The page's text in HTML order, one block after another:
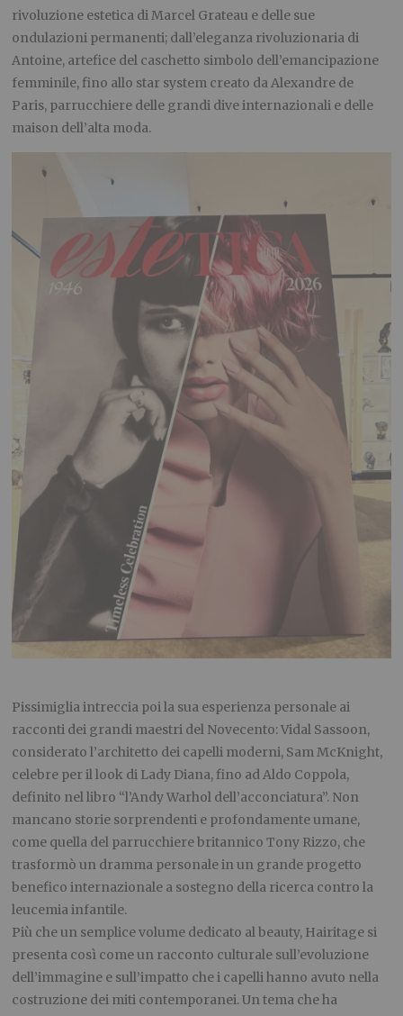
rivoluzione estetica di Marcel Grateau e delle sue
ondulazioni permanenti; dall’eleganza rivoluzionaria di
Antoine, artefice del caschetto simbolo dell’emancipazione
femminile, fino allo star system creato da Alexandre de
Paris, parrucchiere delle grandi dive internazionali e delle
maison dell’alta moda.
Pissimiglia intreccia poi la sua esperienza personale ai
racconti dei grandi maestri del Novecento: Vidal Sassoon,
considerato l’architetto dei capelli moderni, Sam McKnight,
celebre per il look di Lady Diana, fino ad Aldo Coppola,
definito nel libro “l’Andy Warhol dell’acconciatura”. Non
mancano storie sorprendenti e profondamente umane,
come quella del parrucchiere britannico Tony Rizzo, che
trasformò un dramma personale in un grande progetto
benefico internazionale a sostegno della ricerca contro la
leucemia infantile.
Più che un semplice volume dedicato al beauty, Hairitage si
presenta così come un racconto culturale sull’evoluzione
dell’immagine e sull’impatto che i capelli hanno avuto nella
costruzione dei miti contemporanei. Un tema che ha